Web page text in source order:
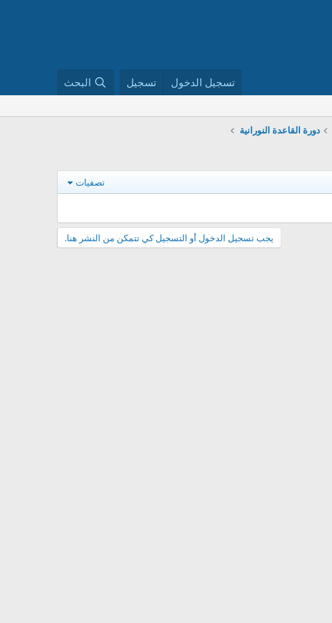
تسجيل الدخول تسجيل البحث
دورة القاعدة النورانية
تصفيات
يجب تسجيل الدخول أو التسجيل كي تتمكن من النشر هنا.